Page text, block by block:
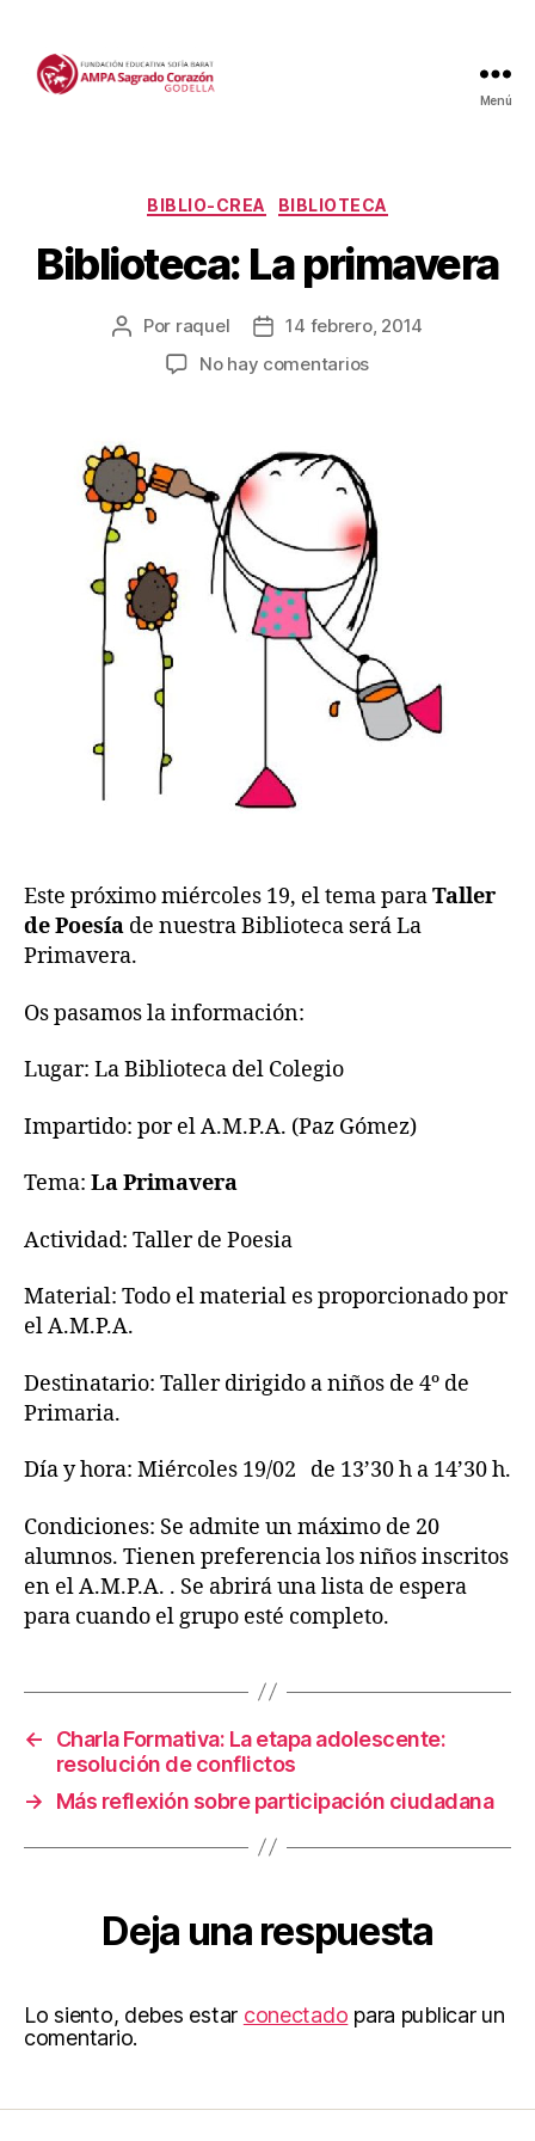
Menú
Categorías
BIBLIO-CREA BIBLIOTECA
Biblioteca: La primavera
Autor
Por raquel
Fecha14 febrero, 2014
No hay comentariosen
Este próximo miércoles 19, el tema paraTaller
de Poesía de nuestra Biblioteca será La
Primavera.
Os pasamos la información:
Lugar: La Biblioteca del Colegio
Impartido: por el A.M.P.A. (Paz Gómez)
Tema: La Primavera
Actividad: Taller de Poesia
Material: Todo el material es proporcionado por
el A.M.P.A.
Destinatario: Taller dirigido a niños de 4º de
Primaria.
Día y hora: Miércoles 19/02 de 13’30 h a 14’30 h.
Condiciones: Se admite un máximo de 20
alumnos. Tienen preferencia los niños inscritos
en el A.M.P.A. . Se abrirá una lista de espera
para cuando el grupo esté completo.
←
Charla Formativa: La etapa adolescente:
resolución de conflictos
→
Más reflexión sobre participación ciudadana
Deja una respuesta
Lo siento, debes estar conectado para publicar un
comentario.